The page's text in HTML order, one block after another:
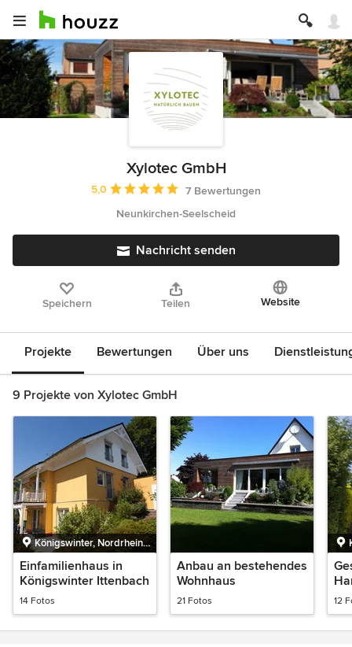
Xylotec GmbH
Durchschnittliche Bewertung: 5 von 5 Sternen
5,0
7 Bewertungen
Neunkirchen-Seelscheid
Nachricht senden
Speichern Teilen Website
Projekte Bewertungen Über uns
9 Projekte von Xylotec GmbH
Königswinter, Nordrhein-
Westfalen
Einfamilienhaus in
Königswinter Ittenbach
14 Fotos
Anbau an bestehendes
Wohnhaus
21 Fotos 12